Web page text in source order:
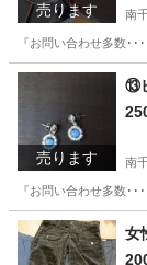
売ります 南
『お問い合わせ多数･
東京 台東区
売ります
⑬
南
『お問い合わせ多数･
東京 荒川区